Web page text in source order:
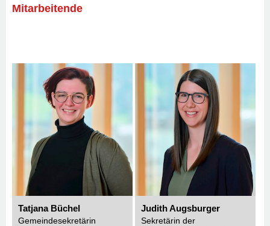
Mitarbeitende
Tatjana Büchel
Gemeindesekretärin
Judith Augsburger
Sekretärin der